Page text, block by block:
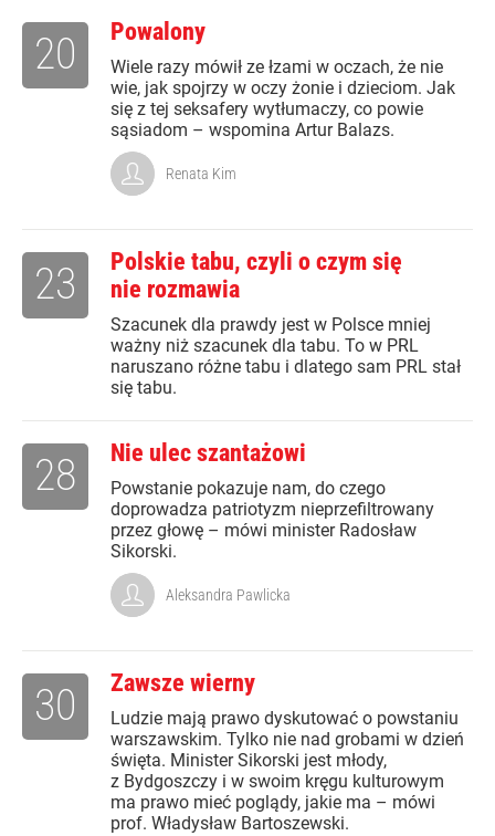
Powalony
Wiele razy mówił ze łzami w oczach, że nie
wie, jak spojrzy w oczy żonie i dzieciom. Jak
się z tej seksafery wytłumaczy, co powie
sąsiadom – wspomina Artur Balazs.
20
Renata Kim
Polskie tabu, czyli o czym się
nie rozmawia
Szacunek dla prawdy jest w Polsce mniej
ważny niż szacunek dla tabu. To w PRL
naruszano różne tabu i dlatego sam PRL stał
się tabu.
23
Nie ulec szantażowi
Powstanie pokazuje nam, do czego
doprowadza patriotyzm nieprzefiltrowany
przez głowę – mówi minister Radosław
Sikorski.
28
Aleksandra Pawlicka
Zawsze wierny
Ludzie mają prawo dyskutować o powstaniu
warszawskim. Tylko nie nad grobami w dzień
święta. Minister Sikorski jest młody,
z Bydgoszczy i w swoim kręgu kulturowym
ma prawo mieć poglądy, jakie ma – mówi
prof. Władysław Bartoszewski.
30